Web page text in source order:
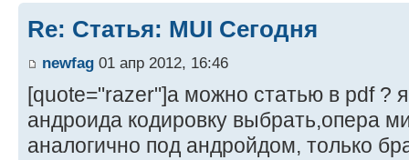
Re: Статья: MUI Сегодня
newfag 01 апр 2012, 16:46
[quote="razer"]а можно статью в pdf ? я
андроида кодировку выбрать,опера
аналогично под андройдом, только